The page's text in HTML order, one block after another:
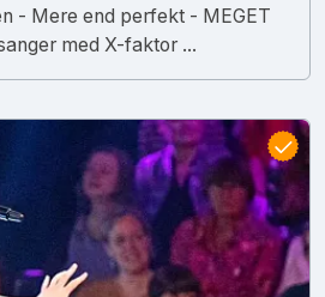
- Mere end perfekt - MEGET
med X-faktor ...